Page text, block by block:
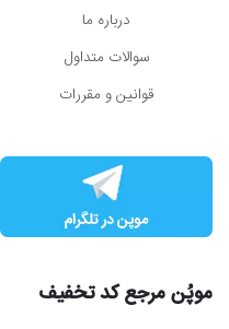
درباره ما
سوالات متداول
قوانین و مقررات
موپُن مرجع کد تخفیف